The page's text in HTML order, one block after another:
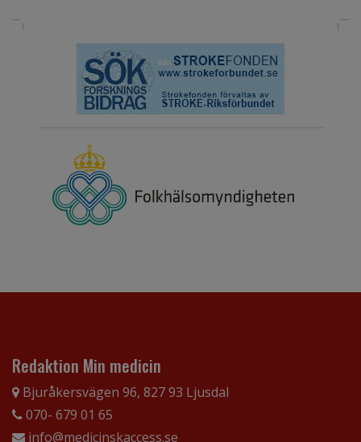
Redaktion Min medicin
Bjuråkersvägen 96, 827 93 Ljusdal
070- 679 01 65
info@medicinskaccess.se